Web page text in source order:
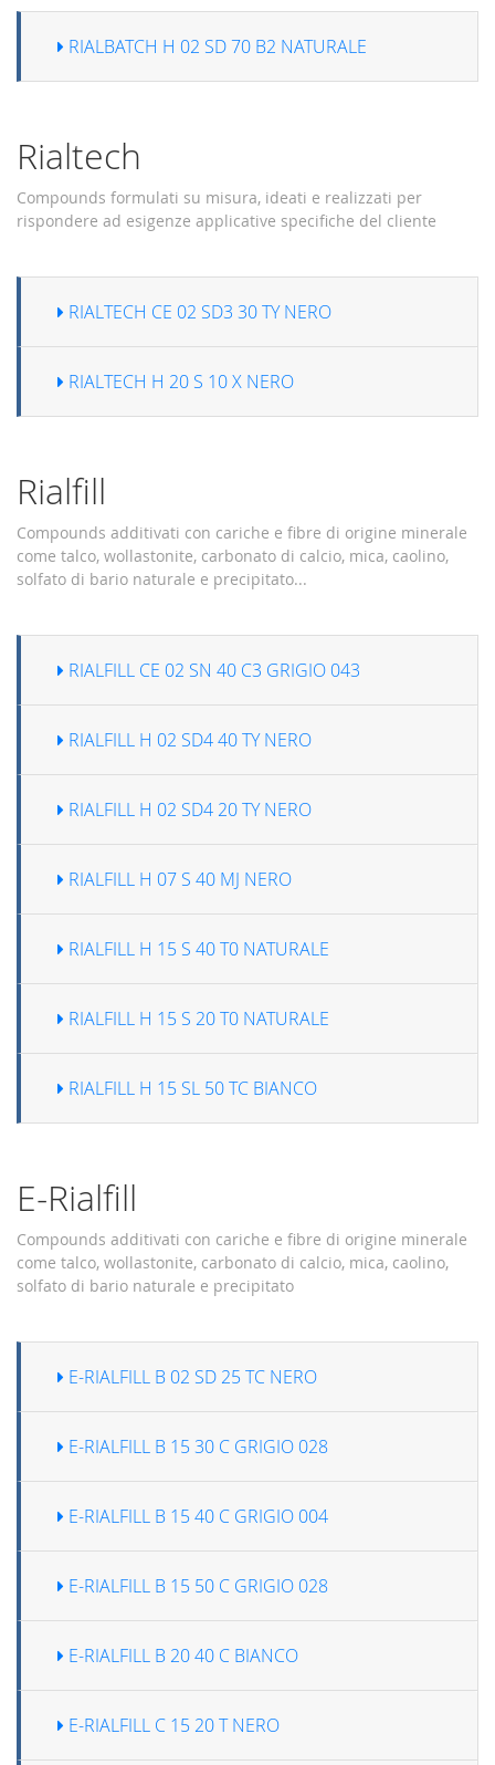
RIALBATCH H 02 SD 70 B2 NATURALE
Rialtech
Compounds formulati su misura, ideati e realizzati per
rispondere ad esigenze applicative specifiche del cliente
RIALTECH CE 02 SD3 30 TY NERO
RIALTECH H 20 S 10 X NERO
Rialfill
Compounds additivati con cariche e fibre di origine minerale
come talco, wollastonite, carbonato di calcio, mica, caolino,
solfato di bario naturale e precipitato...
RIALFILL CE 02 SN 40 C3 GRIGIO 043
RIALFILL H 02 SD4 40 TY NERO
RIALFILL H 02 SD4 20 TY NERO
RIALFILL H 07 S 40 MJ NERO
RIALFILL H 15 S 40 T0 NATURALE
RIALFILL H 15 S 20 T0 NATURALE
RIALFILL H 15 SL 50 TC BIANCO
E-Rialfill
Compounds additivati con cariche e fibre di origine minerale
come talco, wollastonite, carbonato di calcio, mica, caolino,
solfato di bario naturale e precipitato
E-RIALFILL B 02 SD 25 TC NERO
E-RIALFILL B 15 30 C GRIGIO 028
E-RIALFILL B 15 40 C GRIGIO 004
E-RIALFILL B 15 50 C GRIGIO 028
E-RIALFILL B 20 40 C BIANCO
E-RIALFILL C 15 20 T NERO